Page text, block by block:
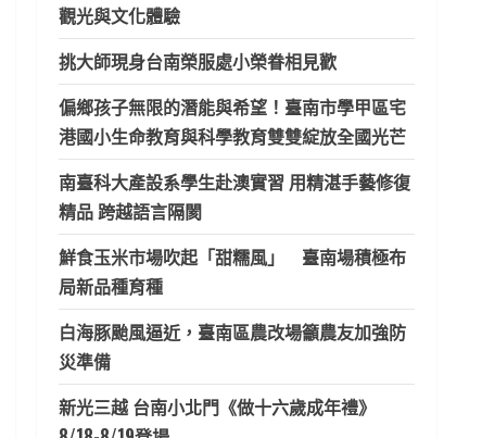
觀光與文化體驗
挑大師現身台南榮服處小榮眷相見歡
偏鄉孩子無限的潛能與希望！臺南市學甲區宅
港國小生命教育與科學教育雙雙綻放全國光芒
南臺科大產設系學生赴澳實習 用精湛手藝修復
精品 跨越語言隔閡
鮮食玉米市場吹起「甜糯風」 臺南場積極布
局新品種育種
白海豚颱風逼近，臺南區農改場籲農友加強防
災準備
新光三越 台南小北門《做十六歲成年禮》